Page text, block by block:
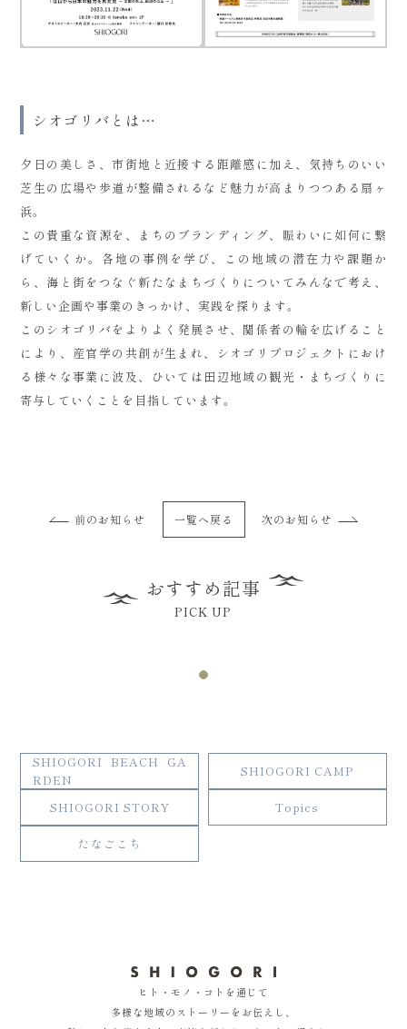
シオゴリバとは…
夕日の美しさ、市街地と近接する距離感に加え、気持ちのいい
芝生の広場や歩道が整備されるなど魅力が高まりつつある扇ヶ
浜。
この貴重な資源を、まちのブランディング、賑わいに如何に繋
げていくか。各地の事例を学び、この地域の潜在力や課題か
ら、海と街をつなぐ新たなまちづくりについてみんなで考え、
新しい企画や事業のきっかけ、実践を探ります。
このシオゴリバをよりよく発展させ、関係者の輪を広げること
により、産官学の共創が生まれ、シオゴリプロジェクトにおけ
る様々な事業に波及、ひいては田辺地域の観光・まちづくりに
寄与していくことを目指しています。
前のお知らせ 一覧へ戻る 次のお知らせ
おすすめ記事
PICK UP
SHIOGORI BEACH GA
RDEN
SHIOGORI CAMP
SHIOGORI STORY Topics
たなごこち
ヒト・モノ・コトを通じて
多様な地域のストーリーをお伝えし、